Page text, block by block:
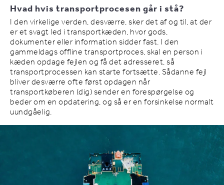
Hvad hvis transportprocesen går i stå?
I den virkelige verden, desværre, sker det af og til, at der
er et svagt led i transportkæden, hvor gods,
dokumenter eller information sidder fast. I den
gammeldags offline transportproces, skal en person i
kæden opdage fejlen og få det adresseret, så
transportprocessen kan starte fortsætte. Sådanne fejl
bliver desværre ofte først opdagen når
transportkøberen (dig) sender en forespørgelse og
beder om en opdatering, og så er en forsinkelse normalt
uundgåelig.